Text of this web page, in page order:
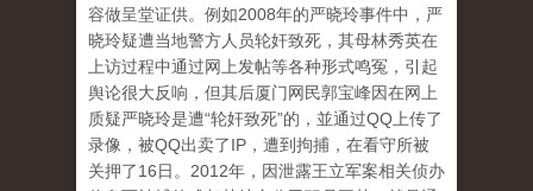
容做呈堂证供。例如2008年的严晓玲事件中，严
晓玲疑遭当地警方人员轮奸致死，其母林秀英在
上访过程中通过网上发帖等各种形式鸣冤，引起
舆论很大反响，但其后厦门网民郭宝峰因在网上
质疑严晓玲是遭“轮奸致死”的，並通过QQ上传了
录像，被QQ出卖了IP，遭到拘捕，在看守所被
关押了16日。2012年，因泄露王立军案相关侦办